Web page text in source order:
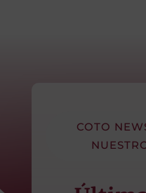
COTO